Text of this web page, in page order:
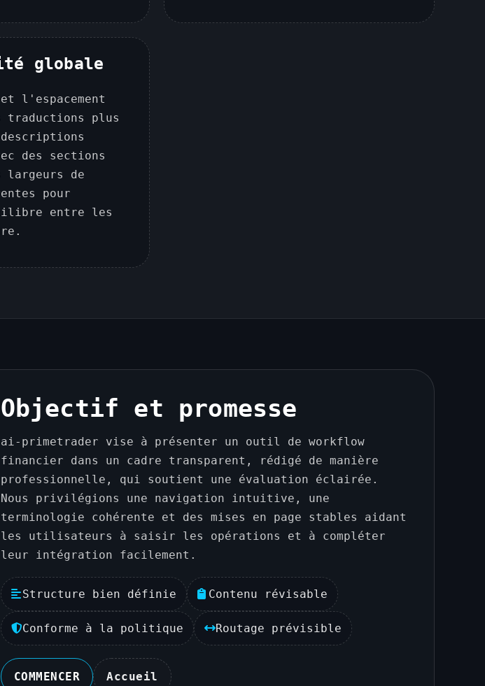
globale
l'espacement
traductions plus
des sections
largeurs de
pour
entre les
Objectif et promesse
ai-primetrader vise à présenter un outil de workflow
financier dans un cadre transparent, rédigé de manière
professionnelle, qui soutient une évaluation éclairée.
Nous privilégions une navigation intuitive, une
terminologie cohérente et des mises en page stables aidant
les utilisateurs à saisir les opérations et à compléter
leur intégration facilement.
Structure bien définie Contenu révisable
Conforme à la politique Routage prévisible
COMMENCER Accueil